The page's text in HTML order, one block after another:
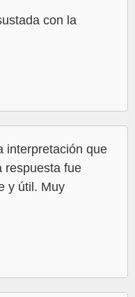
con la
interpretación que
respuesta fue
y útil. Muy